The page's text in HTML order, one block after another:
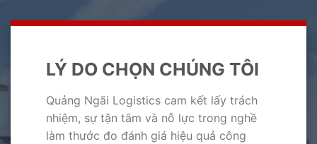
LÝ DO CHỌN CHÚNG TÔI
Quảng Ngãi Logistics cam kết lấy trách
nhiệm, sự tận tâm và nỗ lực trong nghề
làm thước đo đánh giá hiệu quả công